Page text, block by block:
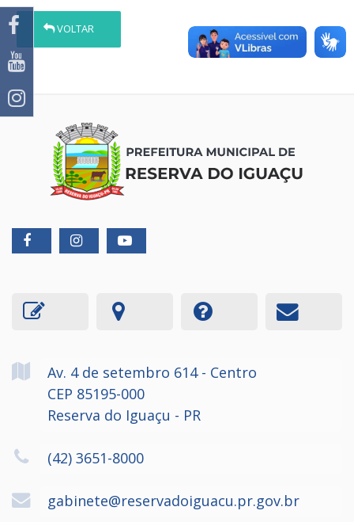
VOLTAR
Av. 4 de setembro 614 - Centro
CEP 85195-000
Reserva do Iguaçu - PR
(42) 3651-8000
gabinete@reservadoiguacu.pr.gov.br